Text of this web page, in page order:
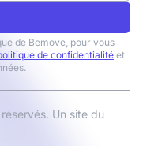
de Bemove, pour vous
de confidentialité et
Un site du